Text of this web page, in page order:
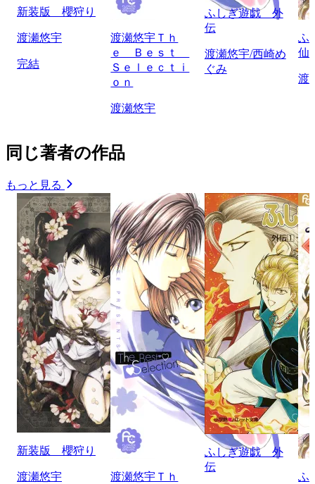
新装版 櫻狩り
渡瀬悠宇
完結
渡瀬悠宇Ｔｈ
ｅ Ｂｅｓｔ
Ｓｅｌｅｃｔｉ
ｏｎ
渡瀬悠宇
ふしぎ遊戯 外
伝
渡瀬悠宇/西崎め
ぐみ
ふ
仙
渡
同じ著者の作品
もっと見る
新装版 櫻狩り
渡瀬悠宇
渡瀬悠宇Ｔｈ
ふしぎ遊戯 外
伝
ふ